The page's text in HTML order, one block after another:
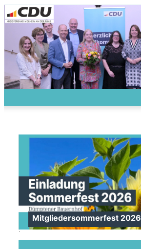
Mitgliedersommerfest 2026
>